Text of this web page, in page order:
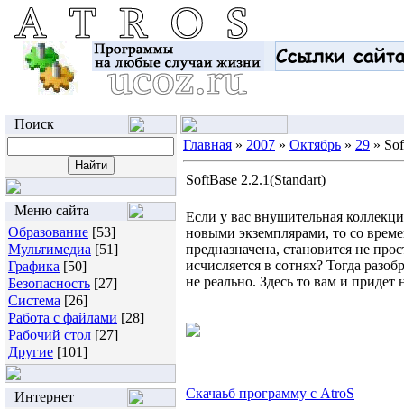
Поиск
Меню сайта
Образование [53]
Мультимедиа [51]
Графика [50]
Безопасность [27]
Система [26]
Работа с файлами [28]
Рабочий стол [27]
Другие [101]
Интернет
Главная » 2007 » Октябрь » 29 »
SoftBase 2.2.1(Standart)
Если у вас внушительная
новыми экземплярами, то со
предназначена, становится не
исчисляется в сотнях? Тогда
не реально. Здесь то вам и
Скачаьб программу с AtroS